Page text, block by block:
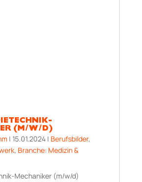
(M/W/D)
| 15.01.2024| Berufsbilder,
, Branche: Medizin &
Mechaniker (m/w/d)